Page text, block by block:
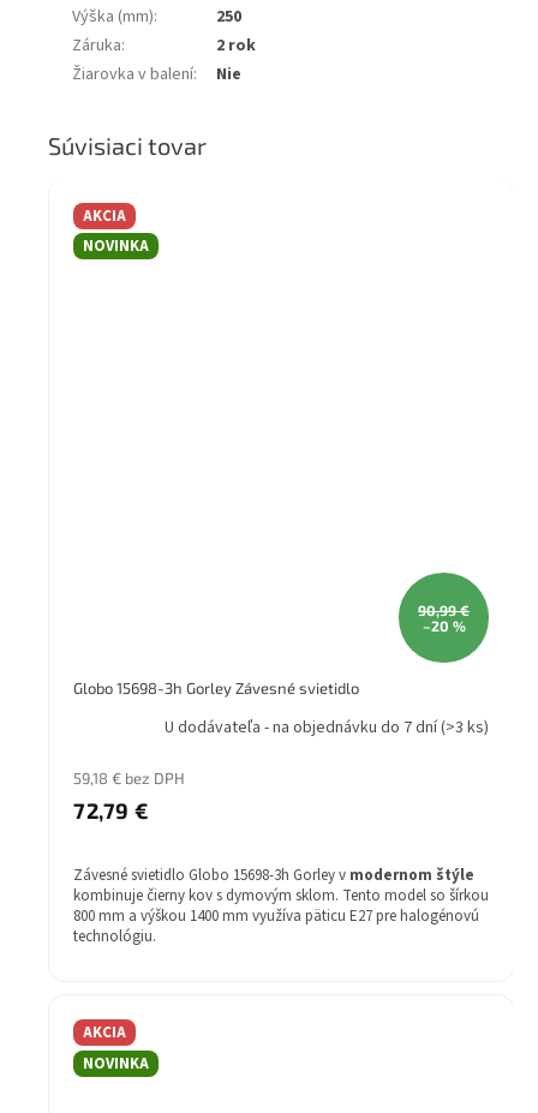
Výška (mm):
250
Záruka:
2 rok
Žiarovka v balení: Nie
Súvisiaci tovar
AKCIA
NOVINKA
90,99 €
–20 %
Globo 15698-3h Gorley Závesné svietidlo
U dodávateľa - na objednávku do 7 dní(>3 ks)
59,18 € bez DPH
72,79 €
Závesné svietidlo Globo 15698-3h Gorley v modernom štýle
kombinuje čierny kov s dymovým sklom. Tento model so šírkou
800 mm a výškou 1400 mm využíva päticu E27 pre halogénovú
technológiu.
Farba svietidla: čierna
Materiál svietidla: kov/sklo
Farba tienidla: dymové sklo
Záruka: 2 rok
AKCIA
NOVINKA